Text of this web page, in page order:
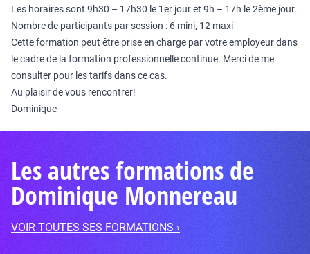
Les horaires sont 9h30 – 17h30 le 1er jour et 9h – 17h le 2ème jour.
Nombre de participants par session : 6 mini, 12 maxi
Cette formation peut être prise en charge par votre employeur dans
le cadre de la formation professionnelle continue. Merci de me
consulter pour les tarifs dans ce cas.
Au plaisir de vous rencontrer!
Dominique
Les autres formations de
Dominique Monnereau
VOIR TOUTES SES FORMATIONS ›